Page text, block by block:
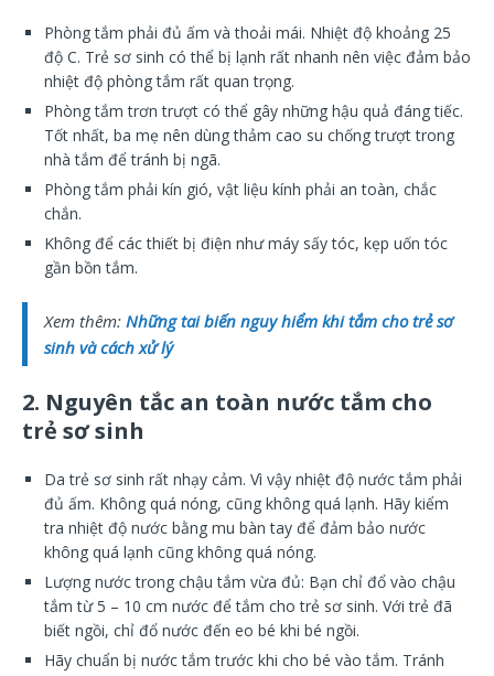
Phòng tắm phải đủ ấm và thoải mái. Nhiệt độ khoảng 25
độ C. Trẻ sơ sinh có thể bị lạnh rất nhanh nên việc đảm bảo
nhiệt độ phòng tắm rất quan trọng.
Phòng tắm trơn trượt có thể gây những hậu quả đáng tiếc.
Tốt nhất, ba mẹ nên dùng thảm cao su chống trượt trong
nhà tắm để tránh bị ngã.
Phòng tắm phải kín gió, vật liệu kính phải an toàn, chắc
chắn.
Không để các thiết bị điện như máy sấy tóc, kẹp uốn tóc
gần bồn tắm.
Xem thêm: Những tai biến nguy hiểm khi tắm cho trẻ sơ
sinh và cách xử lý
2. Nguyên tắc an toàn nước tắm cho
trẻ sơ sinh
Da trẻ sơ sinh rất nhạy cảm. Vì vậy nhiệt độ nước tắm phải
đủ ấm. Không quá nóng, cũng không quá lạnh. Hãy kiểm
tra nhiệt độ nước bằng mu bàn tay để đảm bảo nước
không quá lạnh cũng không quá nóng.
Lượng nước trong chậu tắm vừa đủ: Bạn chỉ đổ vào chậu
tắm từ 5 – 10 cm nước để tắm cho trẻ sơ sinh. Với trẻ đã
biết ngồi, chỉ đổ nước đến eo bé khi bé ngồi.
Hãy chuẩn bị nước tắm trước khi cho bé vào tắm. Tránh